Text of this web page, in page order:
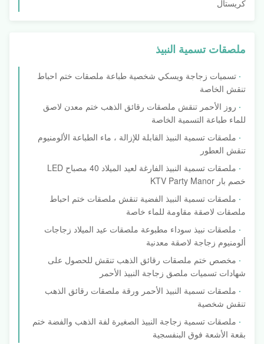
كريستال
ملصقات تسمية النبيذ
تسميات زجاجة ويسكي شخصية طباعة ملصقات ختم احباط
تنقش الخاصة
روز الأحمر تنقش ملصقات رقائق الذهب ختم معدن لاصق
للماء طباعة التسمية الخاصة
ملصقات تسمية النبيذ القابلة للإزالة ، ماء الطباعة الألومنيوم
تنقش العطور
ملصقات تسمية النبيذ الفارغة لعيد الميلاد 40 مصباح LED
خصم بار KTV Party Manor
ملصقات تسمية النبيذ الفضية تنقش ملصقات ختم احباط
ملصقات لاصقة مقاومة للماء خاصة
ملصقات نبيذ سوداء مطبوعة ملصقات عيد الميلاد زجاجات
ألومنيوم زجاجة لاصقة معدنية
مخصص ختم ملصقات رقائق الذهب تنقش للحصول على
شهادات تسميات ملصق زجاجة النبيذ الأحمر
ملصقات تسمية النبيذ الأحمر ورقة ملصقات رقائق الذهب
تنقش شخصية
ملصقات تسمية زجاجة النبيذ الصغيرة لفة الذهب والفضة ختم
بقعة الأشعة فوق البنفسجية